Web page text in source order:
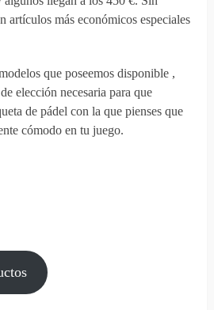
artículos más económicos especiales
que poseemos disponible ,
elección necesaria para que
de pádel con la que pienses que
cómodo en tu juego.